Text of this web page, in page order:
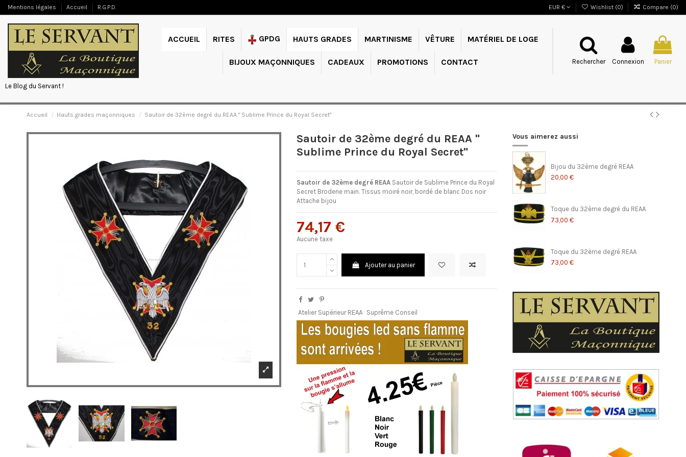
Mentions légales Accueil R.G.P.D. EUR € Wishlist (0) Compare (0)
ACCUEIL RITES GPDG HAUTS GRADES MARTINISME VÊTURE MATÉRIEL DE LOGE
BIJOUX MAÇONNIQUES CADEAUX PROMOTIONS CONTACT Rechercher Connexion Panier
Le Blog du Servant !
Accueil Hauts grades maçonniques Sautoir de 32ème degré du REAA " Sublime Prince du Royal Secret"
Sautoir de 32ème degré du REAA "
Sublime Prince du Royal Secret"
Sautoir de 32ème degré REAA Sautoir de Sublime Prince du Royal
Secret Broderie main. Tissus moiré noir, bordé de blanc Dos noir
Attache bijou
74,17 €
Aucune taxe
Ajouter au panier
Atelier Supérieur REAA Suprême Conseil
Vous aimerez aussi
Bijou du 32ème degré REAA
20,00 €
Toque du 32ème degré du REAA
73,00 €
Toque du 32ème degré REAA
73,00 €